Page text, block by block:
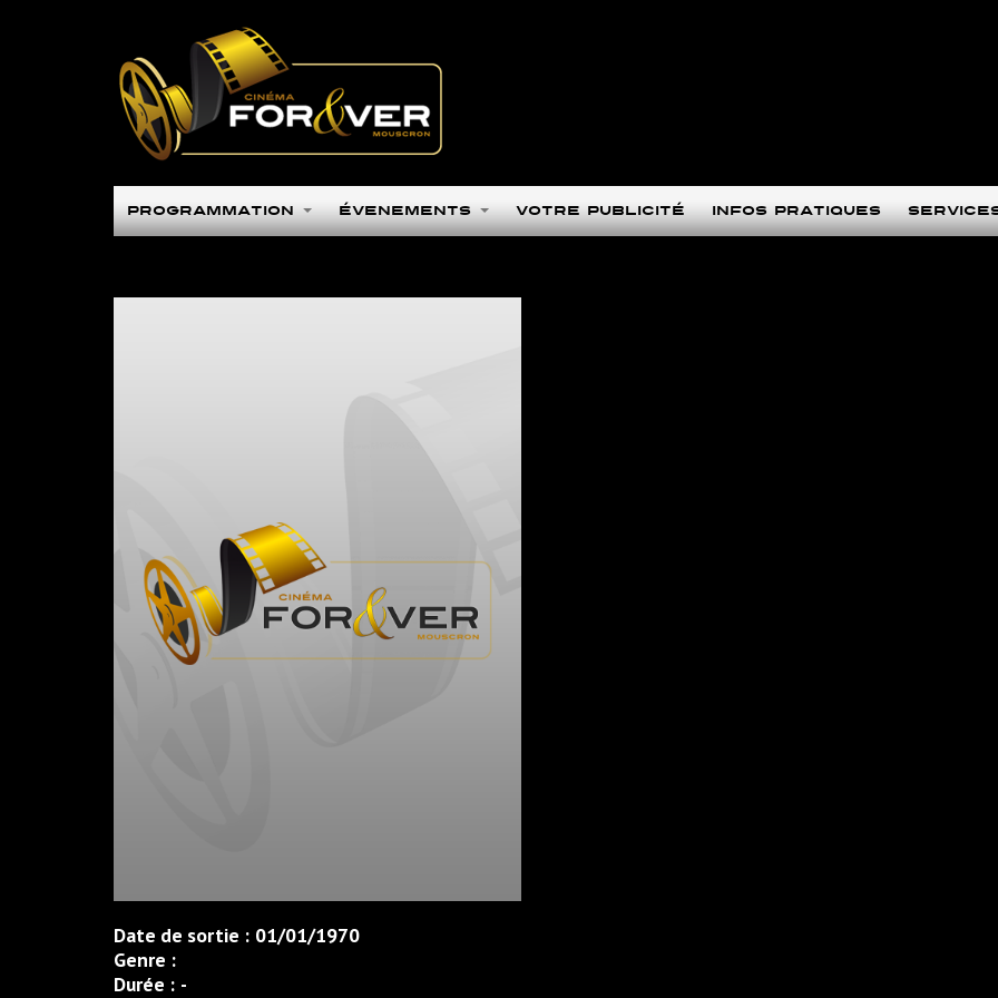
Programmation Évènements Votre publicité Infos pratiques
Date de sortie : 01/01/1970
Genre :
Durée : -